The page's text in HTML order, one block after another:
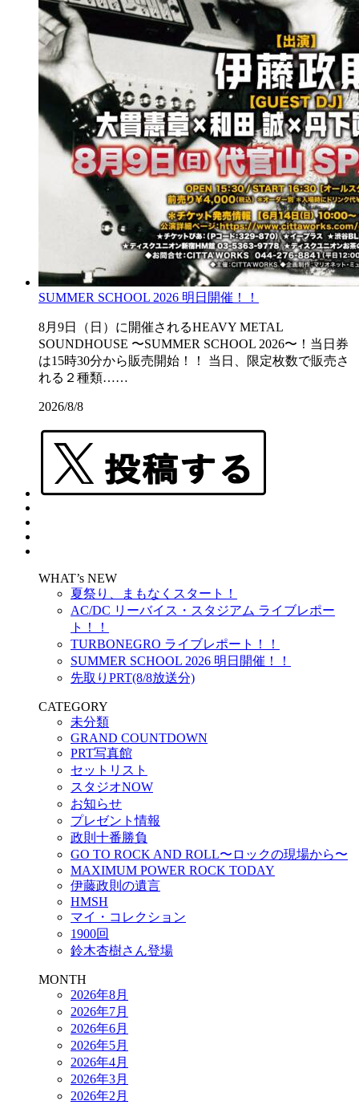
SUMMER SCHOOL 2026 明日開催！！
8月9日（日）に開催されるHEAVY METAL
SOUNDHOUSE 〜SUMMER SCHOOL 2026〜！当日券
は15時30分から販売開始！！ 当日、限定枚数で販売さ
れる２種類……
2026/8/8
WHAT’s NEW
夏祭り、まもなくスタート！
AC/DC リーバイス・スタジアム ライブレポー
ト！！
TURBONEGRO ライブレポート！！
SUMMER SCHOOL 2026 明日開催！！
先取りPRT(8/8放送分)
CATEGORY
未分類
GRAND COUNTDOWN
PRT写真館
セットリスト
スタジオNOW
お知らせ
プレゼント情報
政則十番勝負
GO TO ROCK AND ROLL〜ロックの現場から〜
MAXIMUM POWER ROCK TODAY
伊藤政則の遺言
HMSH
マイ・コレクション
1900回
鈴木杏樹さん登場
MONTH
2026年8月
2026年7月
2026年6月
2026年5月
2026年4月
2026年3月
2026年2月